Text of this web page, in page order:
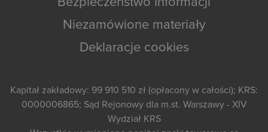
Niezamówione materiały
Deklaracje cookies
Kapitał zakładowy: 99 910 510 zł (opłacony w całości); KRS:
0000006865; Sąd Rejonowy dla m.st. Warszawy - XIV
Wydział KRS